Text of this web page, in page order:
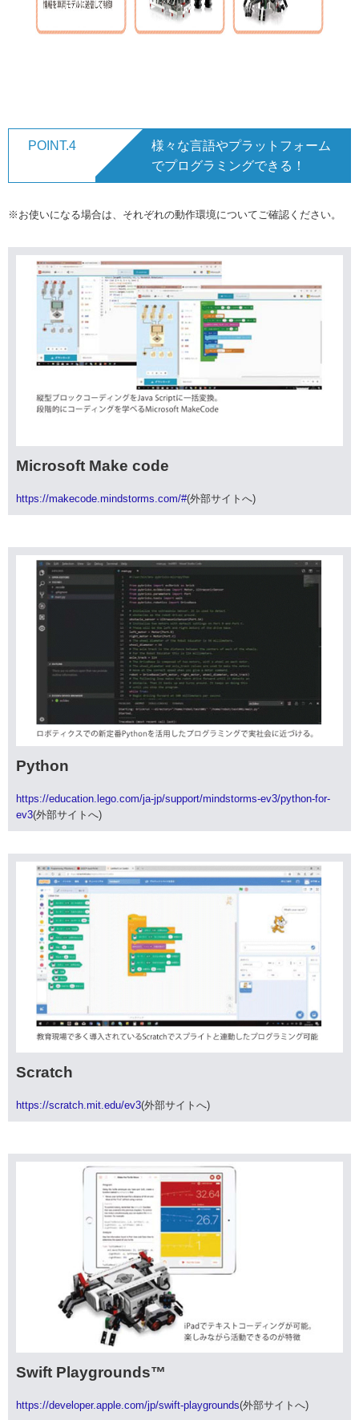
POINT.4
様々な言語やプラットフォーム
でプログラミングできる！
※お使いになる場合は、それぞれの動作環境についてご確認ください。
Microsoft Make code
https://makecode.mindstorms.com/#(外部サイトへ)
Python
https://education.lego.com/ja-jp/support/mindstorms-ev3/python-for-
ev3(外部サイトへ)
Scratch
https://scratch.mit.edu/ev3(外部サイトへ)
Swift Playgrounds™
https://developer.apple.com/jp/swift-playgrounds(外部サイトへ)